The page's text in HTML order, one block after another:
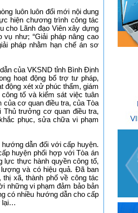
luôn luôn đổi mới nội dung
hiện chương trình công tác
cho Lãnh đạo Viên xây dựng
như; “Giải pháp nâng cao
pháp nhằm hạn chế án sơ
của VKSND tỉnh Bình Định
hoạt động bổ trợ tư pháp,
động xét xử phúc thẩm, giám
tố và kiểm sát việc tuân
của cơ quan điều tra, của Tòa
Thủ trưởng cơ quan điều tra,
phục, sửa chữa vi phạm
dẫn đối với cấp huyện.
huyện phối hợp với Tòa án
lực thực hành quyền công tố,
và có hiệu quả. Đã ban
xã, thành phố về công tác
những vi phạm đảm bảo bản
có nhiều hướng dẫn cho cấp
lại…